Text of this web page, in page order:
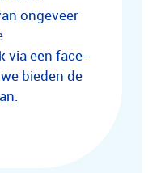
ongeveer
via een face-
bieden de